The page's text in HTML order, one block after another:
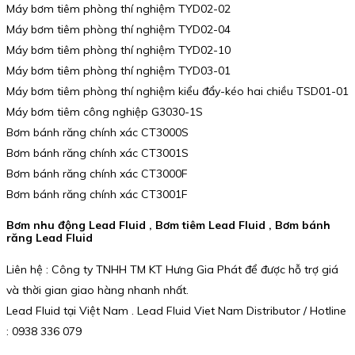
Máy bơm tiêm phòng thí nghiệm TYD02-02
Máy bơm tiêm phòng thí nghiệm TYD02-04
Máy bơm tiêm phòng thí nghiệm TYD02-10
Máy bơm tiêm phòng thí nghiệm TYD03-01
Máy bơm tiêm phòng thí nghiệm kiểu đẩy-kéo hai chiều TSD01-01
Máy bơm tiêm công nghiệp G3030-1S
Bơm bánh răng chính xác CT3000S
Bơm bánh răng chính xác CT3001S
Bơm bánh răng chính xác CT3000F
Bơm bánh răng chính xác CT3001F
Bơm nhu động Lead Fluid , Bơm tiêm Lead Fluid , Bơm bánh
răng Lead Fluid
Liên hệ : Công ty TNHH TM KT Hưng Gia Phát để được hỗ trợ giá
và thời gian giao hàng nhanh nhất.
Lead Fluid tại Việt Nam . Lead Fluid Viet Nam Distributor / Hotline
: 0938 336 079